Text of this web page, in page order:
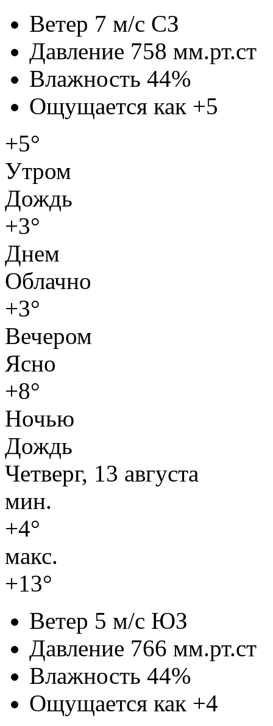
Ветер 7 м/с СЗ
Давление 758 мм.рт.ст
Влажность 44%
Ощущается как +5
+5°
Утром
Дождь
+3°
Днем
Облачно
+3°
Вечером
Ясно
+8°
Ночью
Дождь
Четверг, 13 августа
мин.
+4°
макс.
+13°
Ветер 5 м/с ЮЗ
Давление 766 мм.рт.ст
Влажность 44%
Ощущается как +4